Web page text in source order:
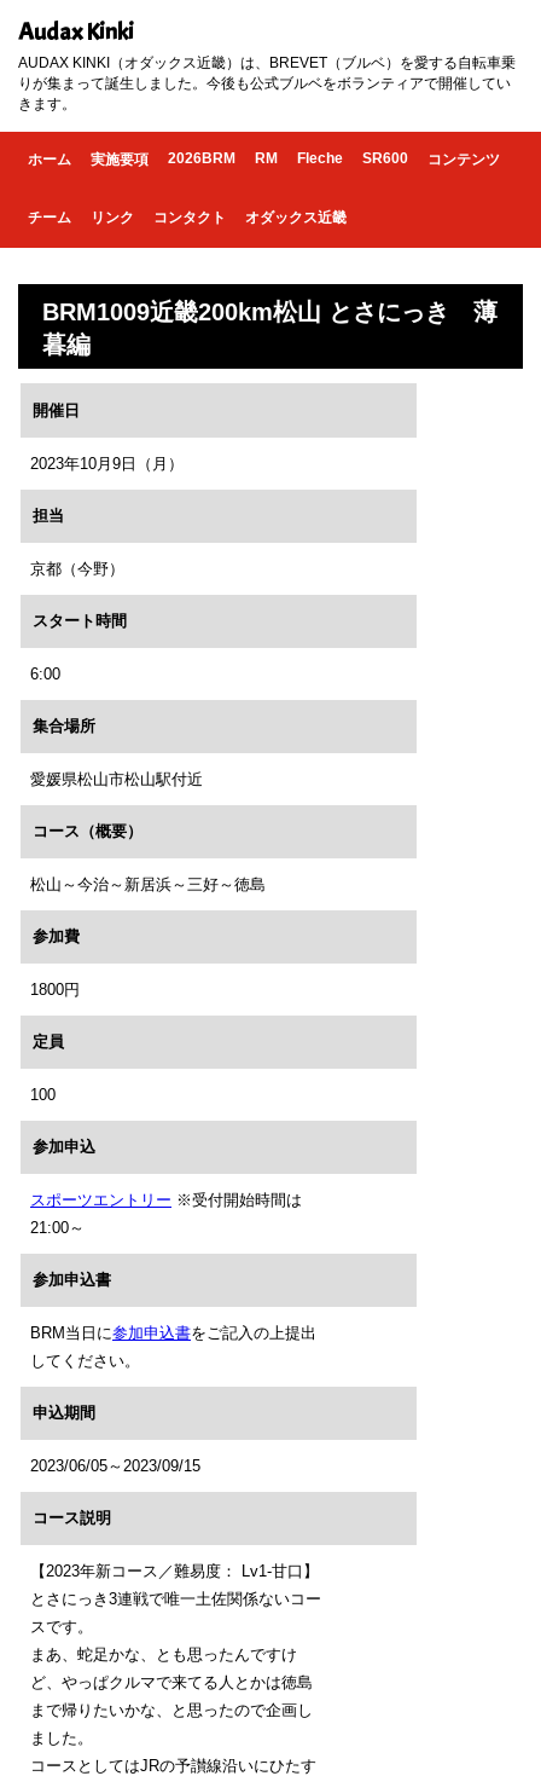
Audax Kinki
AUDAX KINKI（オダックス近畿）は、BREVET（ブルベ）を愛する自転車乗
りが集まって誕生しました。今後も公式ブルベをボランティアで開催してい
きます。
ホーム 実施要項 2026BRM RM Fleche SR600 コンテンツ
チーム リンク コンタクト オダックス近畿
BRM1009近畿200km松山 とさにっき 薄
暮編
開催日
2023年10月9日（月）
担当
京都（今野）
スタート時間
6:00
集合場所
愛媛県松山市松山駅付近
コース（概要）
松山～今治～新居浜～三好～徳島
参加費
1800円
定員
100
参加申込
スポーツエントリー ※受付開始時間は
21:00～
参加申込書
BRM当日に参加申込書をご記入の上提出
してください。
申込期間
2023/06/05～2023/09/15
コース説明
【2023年新コース／難易度： Lv1-甘口】
とさにっき3連戦で唯一土佐関係ないコー
スです。
まあ、蛇足かな、とも思ったんですけ
ど、やっぱクルマで来てる人とかは徳島
まで帰りたいかな、と思ったので企画し
ました。
コースとしてはJRの予讃線沿いにひたす